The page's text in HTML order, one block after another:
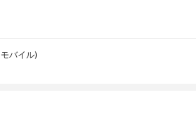
バイル)